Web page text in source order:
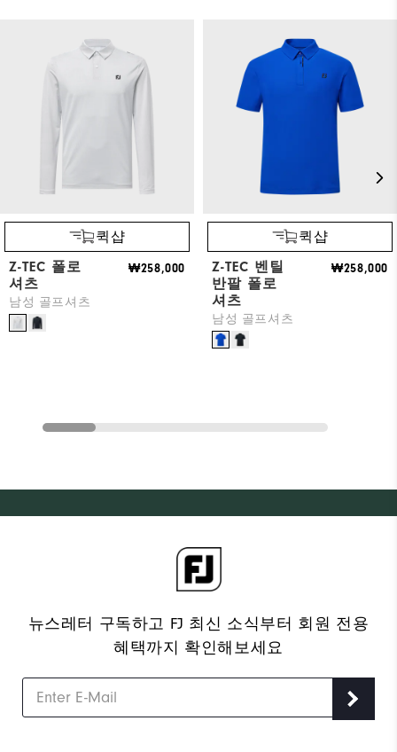
퀵샵
Z-TEC 폴로
셔츠
남성 골프셔츠
₩258,000
퀵샵
Z-TEC 벤틸
반팔 폴로
셔츠
남성 골프셔츠
₩258,000
뉴스레터 구독하고 FJ 최신 소식부터 회원 전용
혜택까지 확인해보세요